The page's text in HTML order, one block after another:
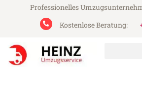
Professionelles
Kostenlose Beratung: